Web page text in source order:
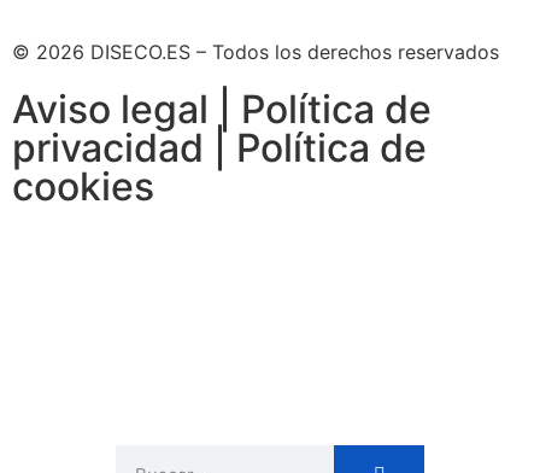
© 2026 DISECO.ES – Todos los derechos reservados
Aviso legal | Política de
privacidad | Política de
cookies